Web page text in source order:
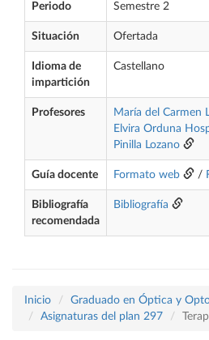
Periodo Semestre 2
Situación Ofertada
Idioma de
impartición
Castellano
Profesores María del Carmen
Elvira Orduna
Pinilla Lozano
Guía docente Formato web /
Bibliografía
recomendada
Bibliografía
Inicio
Graduado en Óptica y
Asignaturas del plan 297